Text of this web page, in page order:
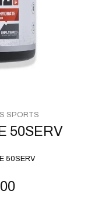
50SERV
50SERV
SPORTS